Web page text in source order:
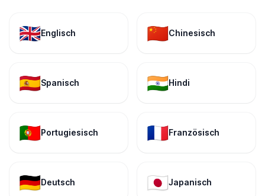
🇬🇧Englisch 🇨🇳Chinesisch
🇪🇸Spanisch 🇮🇳Hindi
🇵🇹Portugiesisch 🇫🇷Französisch
🇩🇪Deutsch 🇯🇵Japanisch